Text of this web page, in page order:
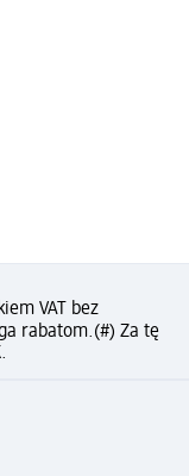
VAT bez
rabatom.(#) Za tę